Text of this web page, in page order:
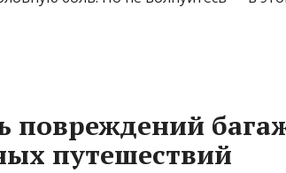
повреждений
путешествий